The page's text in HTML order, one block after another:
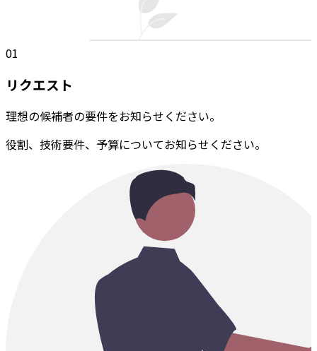
01
リクエスト
理想の候補者の要件をお知らせください。
役割、技術要件、予算についてお知らせください。